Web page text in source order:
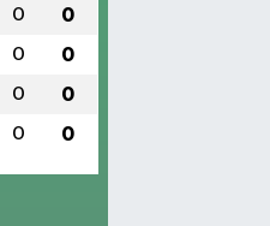
0 0
0 0
0 0
0 0